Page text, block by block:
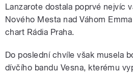
Lanzarote dostala poprvé nejvíc
Nového Mesta nad Váhom
chart Rádia Praha.
Do poslední chvíle však musela
dívčího bandu Vesna, kterému